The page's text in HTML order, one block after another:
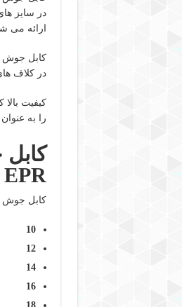
ارائه می
کابل جوش
در کلاف های 50 متری تولید شده و به بازار
کیفیت
را به
EPR
کابل جوش
10
12
14
16